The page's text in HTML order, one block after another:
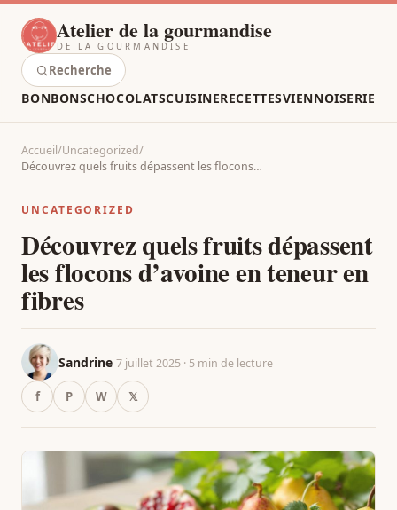
Atelier de la gourmandise
DE LA GOURMANDISE
BONBONSCHOCOLATSCUISINERECETTESVIENNOISERIE
Recherche
Accueil/Uncategorized/
Découvrez quels fruits dépassent les flocons…
UNCATEGORIZED
Découvrez quels fruits dépassent
les flocons d’avoine en teneur en
fibres
Sandrine 7 juillet 2025 · 5 min de lecture
f P W 𝕏